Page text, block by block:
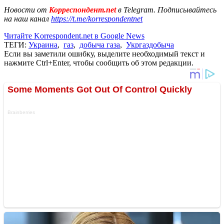
Новости от Корреспондент.netв Telegram. Подписывайтесь
на наш канал https://t.me/korrespondentnet
Читайте Korrespondent.net в Google News
ТЕГИ: Украина, газ, добыча газа, Укргаздобыча
Если вы заметили ошибку, выделите необходимый текст и
нажмите Ctrl+Enter, чтобы сообщить об этом редакции.